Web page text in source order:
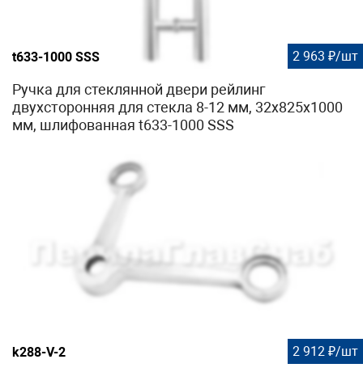
t633-1000 SSS 2 963 ₽/шт
Ручка для стеклянной двери рейлинг
двухсторонняя для стекла 8-12 мм, 32х825х1000
мм, шлифованная t633-1000 SSS
k288-V-2 2 912 ₽/шт